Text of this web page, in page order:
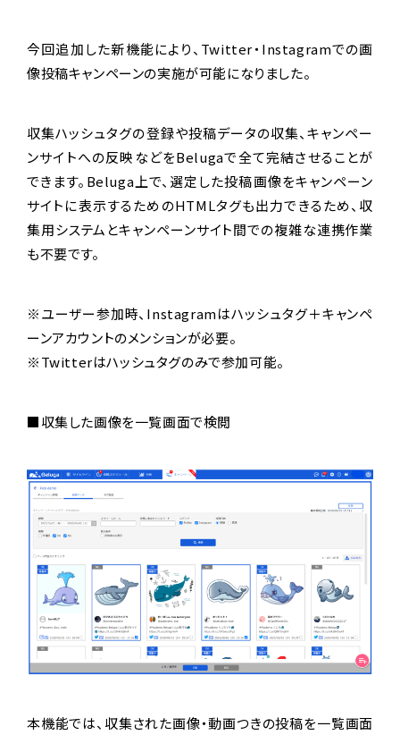
今回追加した新機能により、Twitter・Instagramでの画
像投稿キャンペーンの実施が可能になりました。
収集ハッシュタグの登録や投稿データの収集、キャンペー
ンサイトへの反映などをBelugaで全て完結させることが
できます。Beluga上で、選定した投稿画像をキャンペーン
サイトに表示するためのHTMLタグも出力できるため、収
集用システムとキャンペーンサイト間での複雑な連携作業
も不要です。
※ユーザー参加時、Instagramはハッシュタグ＋キャンペ
ーンアカウントのメンションが必要。
※Twitterはハッシュタグのみで参加可能。
■収集した画像を一覧画面で検閲
本機能では、収集された画像・動画つきの投稿を一覧画面